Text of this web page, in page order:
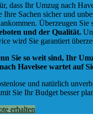
dass Ihr Umzug nach
Ihre Sachen sicher und
Überzeugen Sie
und der Qualität.
wird Sie garantiert
Sie so weit sind, Ihr
nach Havelsee wartet auf
und natürlich
Sie Ihr Budget besser
erhalten